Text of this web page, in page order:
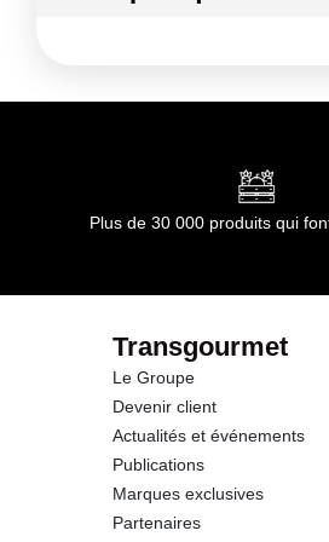
Protéines
Sel
Durée totale du produit :Elle
Plus de 30 000 produits qui
Transgourmet
Le Groupe
Devenir client
Actualités et événements
Publications
Marques exclusives
Partenaires